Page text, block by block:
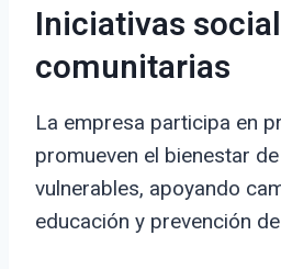
Iniciativas
comunitarias
La empresa participa en
promueven el bienestar
vulnerables, apoyando
educación y prevención